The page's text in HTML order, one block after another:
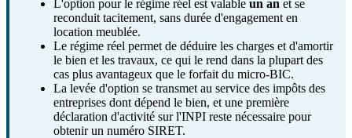
L'option pour le régime réel est valable un an et se
reconduit tacitement, sans durée d'engagement en
location meublée.
Le régime réel permet de déduire les charges et d'amortir
le bien et les travaux, ce qui le rend dans la plupart des
cas plus avantageux que le forfait du micro-BIC.
La levée d'option se transmet au service des impôts des
entreprises dont dépend le bien, et une première
déclaration d'activité sur l'INPI reste nécessaire pour
obtenir un numéro SIRET.